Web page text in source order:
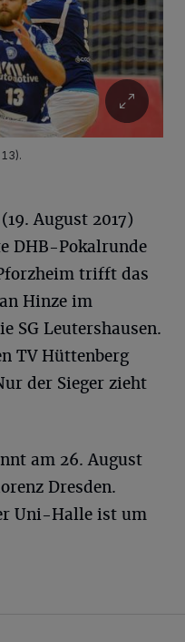
August 2017)
DHB-Pokalrunde
trifft das
Hinze im
SG Leutershausen.
TV Hüttenberg
der Sieger zieht
am 26. August
Dresden.
Uni-Halle ist um